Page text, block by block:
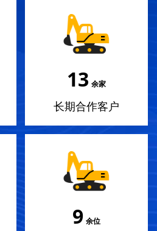
14 余家
长期合作客户
10 余位